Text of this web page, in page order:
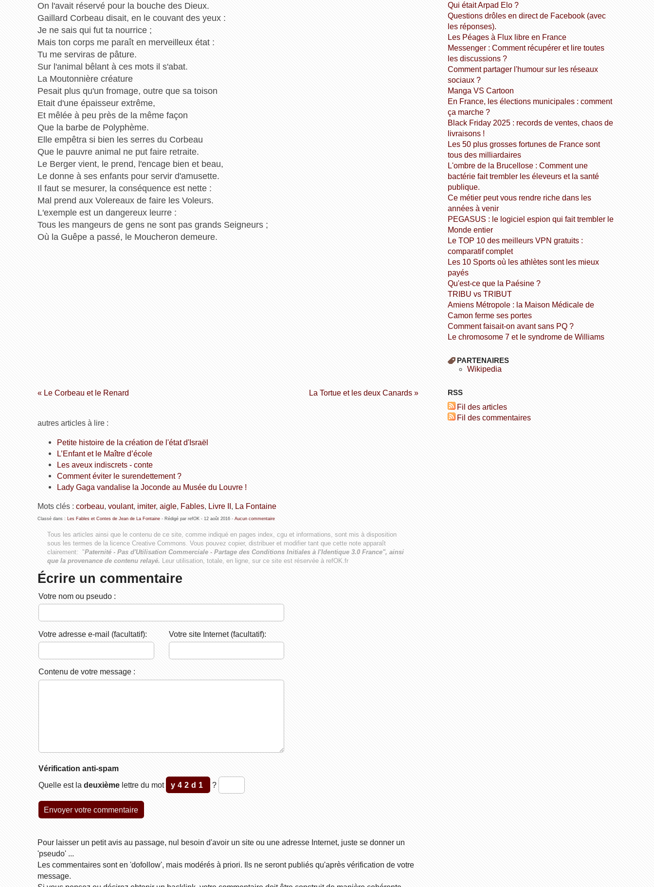
On l'avait réservé pour la bouche des Dieux.
Gaillard Corbeau disait, en le couvant des yeux :
Je ne sais qui fut ta nourrice ;
Mais ton corps me paraît en merveilleux état :
Tu me serviras de pâture.
Sur l'animal bêlant à ces mots il s'abat.
La Moutonnière créature
Pesait plus qu'un fromage, outre que sa toison
Etait d'une épaisseur extrême,
Et mêlée à peu près de la même façon
Que la barbe de Polyphème.
Elle empêtra si bien les serres du Corbeau
Que le pauvre animal ne put faire retraite.
Le Berger vient, le prend, l'encage bien et beau,
Le donne à ses enfants pour servir d'amusette.
Il faut se mesurer, la conséquence est nette :
Mal prend aux Volereaux de faire les Voleurs.
L'exemple est un dangereux leurre :
Tous les mangeurs de gens ne sont pas grands Seigneurs ;
Où la Guêpe a passé, le Moucheron demeure.
« Le Corbeau et le Renard La Tortue et les deux Canards »
autres articles à lire :
Petite histoire de la création de l'état d'Israël
L’Enfant et le Maître d’école
Les aveux indiscrets - conte
Comment éviter le surendettement ?
Lady Gaga vandalise la Joconde au Musée du Louvre !
Mots clés : corbeau, voulant, imiter, aigle, Fables, Livre II , La Fontaine
Classé dans : Les Fables et Contes de Jean de La Fontaine- Rédigé par refOK - 12 août 2016- Aucun commentaire
Tous les articles ainsi que le contenu de ce site, comme indiqué en pages index, cgu et informations, sont mis à disposition
sous les termes de la licence Creative Commons. Vous pouvez copier, distribuer et modifier tant que cette note apparaît
clairement: "Paternité - Pas d'Utilisation Commerciale - Partage des Conditions Initiales à l'Identique 3.0 France", ainsi
que la provenance de contenu relayé. Leur utilisation, totale, en ligne, sur ce site est réservée à refOK.fr
Écrire un commentaire
Votre nom ou pseudo :
Votre adresse e-mail (facultatif): Votre site Internet (facultatif):
Contenu de votre message :
Vérification anti-spam
Quelle est la deuxièmelettre du mot y42d1 ?
Pour laisser un petit avis au passage, nul besoin d'avoir un site ou une adresse Internet, juste se donner un
'pseudo' ...
Les commentaires sont en 'dofollow', mais modérés à priori. Ils ne seront publiés qu'après vérification de votre
message.
Qui était Arpad Elo ?
Questions drôles en direct de Facebook (avec
les réponses).
Les Péages à Flux libre en France
Messenger : Comment récupérer et lire toutes
les discussions ?
Comment partager l'humour sur les réseaux
sociaux ?
Manga VS Cartoon
En France, les élections municipales : comment
ça marche ?
Black Friday 2025 : records de ventes, chaos de
livraisons !
Les 50 plus grosses fortunes de France sont
tous des milliardaires
L'ombre de la Brucellose : Comment une
bactérie fait trembler les éleveurs et la santé
publique.
Ce métier peut vous rendre riche dans les
années à venir
PEGASUS : le logiciel espion qui fait trembler le
Monde entier
Le TOP 10 des meilleurs VPN gratuits :
comparatif complet
Les 10 Sports où les athlètes sont les mieux
payés
Qu'est-ce que la Paésine ?
TRIBU vs TRIBUT
Amiens Métropole : la Maison Médicale de
Camon ferme ses portes
Comment faisait-on avant sans PQ ?
Le chromosome 7 et le syndrome de Williams
PARTENAIRES
wikipedia
RSS
Fil des articles
Fil des commentaires